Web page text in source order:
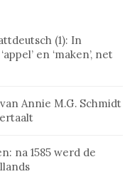
(1): In
en ‘maken’, net
Annie M.G. Schmidt
na 1585 werd de